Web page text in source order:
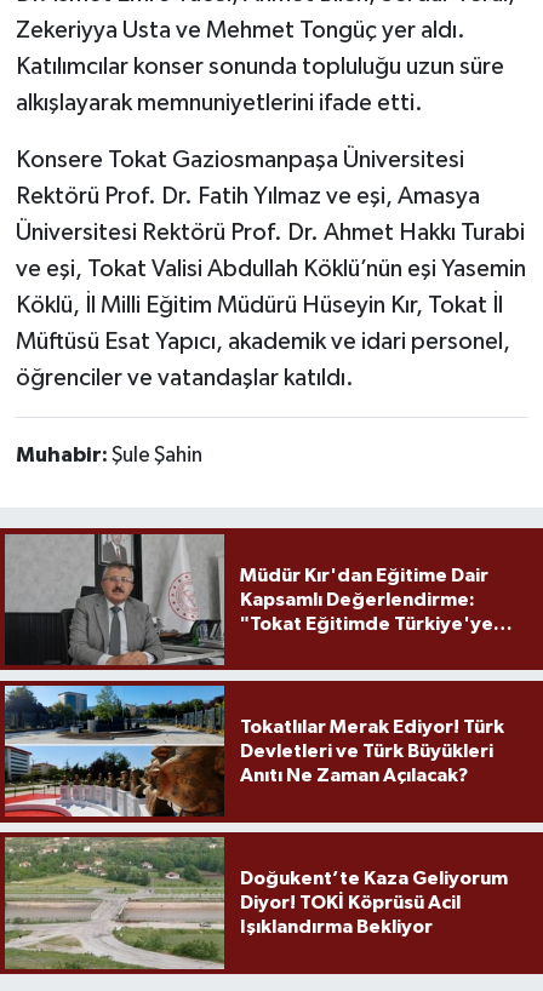
Zekeriyya Usta ve Mehmet Tongüç yer aldı.
Katılımcılar konser sonunda topluluğu uzun süre
alkışlayarak memnuniyetlerini ifade etti.
Konsere Tokat Gaziosmanpaşa Üniversitesi
Rektörü Prof. Dr. Fatih Yılmaz ve eşi, Amasya
Üniversitesi Rektörü Prof. Dr. Ahmet Hakkı Turabi
ve eşi, Tokat Valisi Abdullah Köklü’nün eşi Yasemin
Köklü, İl Milli Eğitim Müdürü Hüseyin Kır, Tokat İl
Müftüsü Esat Yapıcı, akademik ve idari personel,
öğrenciler ve vatandaşlar katıldı.
Muhabir: Şule Şahin
Müdür Kır'dan Eğitime Dair
Kapsamlı Değerlendirme:
"Tokat Eğitimde Türkiye'ye
Tokatlılar Merak Ediyor! Türk
Devletleri ve Türk Büyükleri
Anıtı Ne Zaman Açılacak?
Doğukent’te Kaza Geliyorum
Diyor! TOKİ Köprüsü Acil
Işıklandırma Bekliyor